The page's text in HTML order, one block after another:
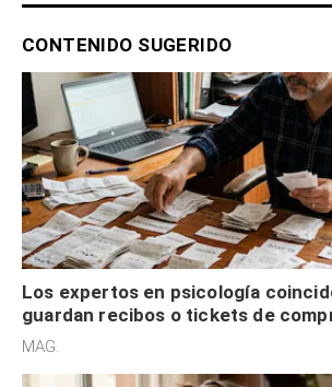
CONTENIDO SUGERIDO
Los expertos en psicología
guardan recibos o tickets de
son acumuladores, sino que tienen
MAG.